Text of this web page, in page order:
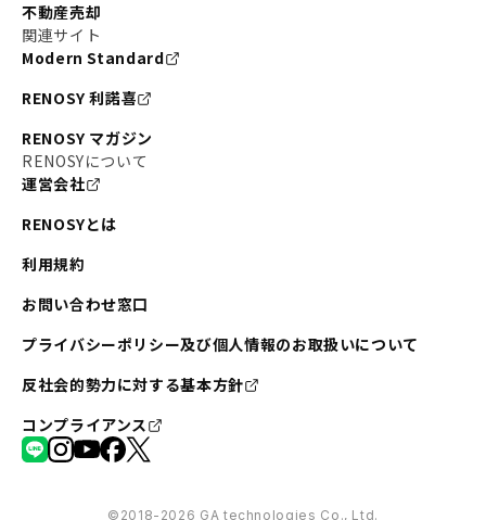
不動産売却
関連サイト
Modern Standard
RENOSY 利諾喜
RENOSY マガジン
RENOSYについて
運営会社
RENOSYとは
利用規約
お問い合わせ窓口
プライバシーポリシー及び個人情報のお取扱いについて
反社会的勢力に対する基本方針
コンプライアンス
©︎2018-2026 GA technologies Co., Ltd.